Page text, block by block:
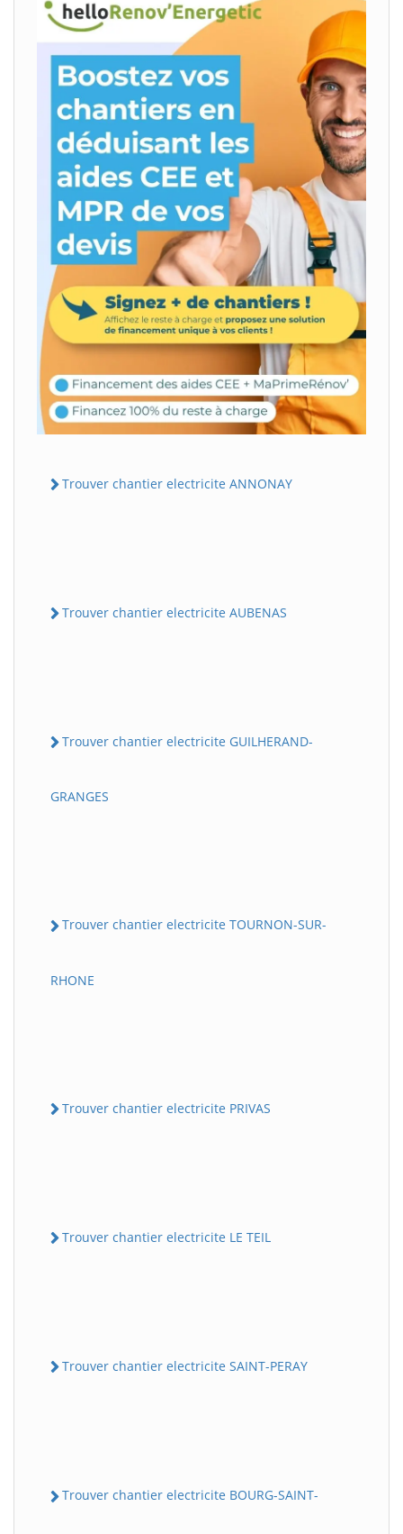
Trouver chantier electricite ANNONAY
Trouver chantier electricite AUBENAS
Trouver chantier electricite GUILHERAND-
GRANGES
Trouver chantier electricite TOURNON-SUR-
RHONE
Trouver chantier electricite PRIVAS
Trouver chantier electricite LE TEIL
Trouver chantier electricite SAINT-PERAY
Trouver chantier electricite BOURG-SAINT-